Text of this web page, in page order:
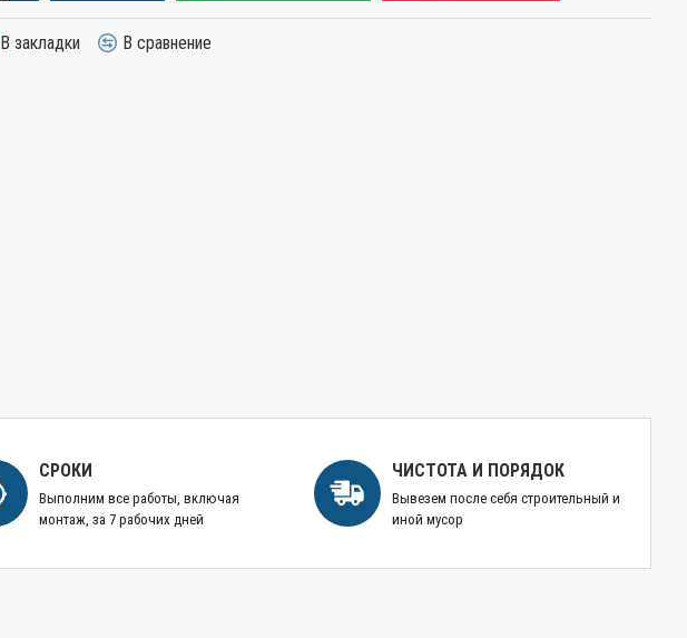
В закладки В сравнение
СРОКИ
Выполним все работы, включая
монтаж, за 7 рабочих дней
ЧИСТОТА И ПОРЯДОК
Вывезем после себя строительный и
иной мусор